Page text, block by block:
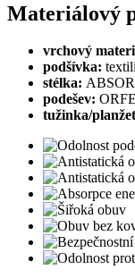
Materiálový
vrchový
podšívka:
stélka:
podešev:
tužinka/